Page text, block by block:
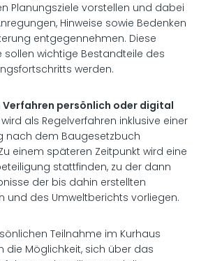
Planungsziele vorstellen und dabei
Hinweise sowie Bedenken
entgegennehmen. Diese
sollen wichtige Bestandteile des
werden.
Verfahren persönlich oder digital
als Regelverfahren inklusive einer
nach dem Baugesetzbuch
einem späteren Zeitpunkt wird eine
stattfinden, zu der dann
der bis dahin erstellten
und des Umweltberichts vorliegen.
Teilnahme im Kurhaus
die Möglichkeit, sich über das